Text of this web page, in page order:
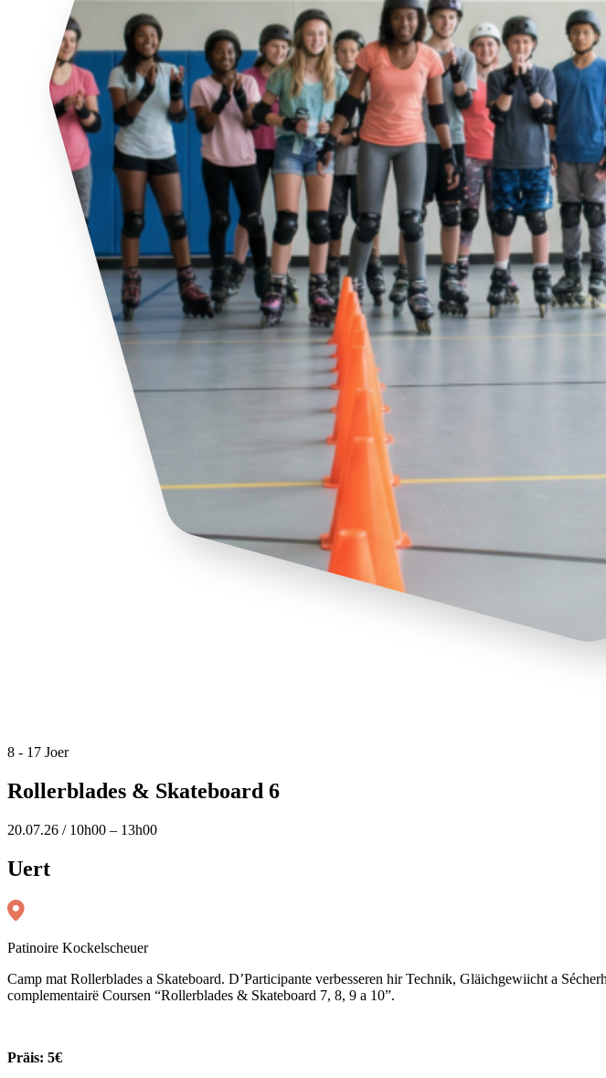
8 - 17 Joer
Rollerblades & Skateboard 6
20.07.26 / 10h00 – 13h00
Uert
Patinoire Kockelscheuer
Camp mat Rollerblades a Skateboard. D’Participante verbesseren hir Technik, Gläichgewiicht a
complementairë Coursen “Rollerblades & Skateboard 7, 8, 9 a 10”.
Präis: 5€